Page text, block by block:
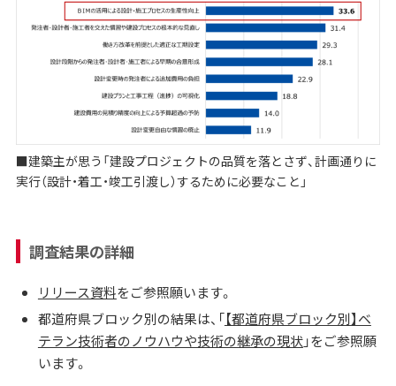
■建築主が思う「建設プロジェクトの品質を落とさず、計画通りに
実行（設計・着工・竣工引渡し）するために必要なこと」
調査結果の詳細
リリース資料をご参照願います。
都道府県ブロック別の結果は、「【都道府県ブロック別】ベ
テラン技術者のノウハウや技術の継承の現状」をご参照願
います。